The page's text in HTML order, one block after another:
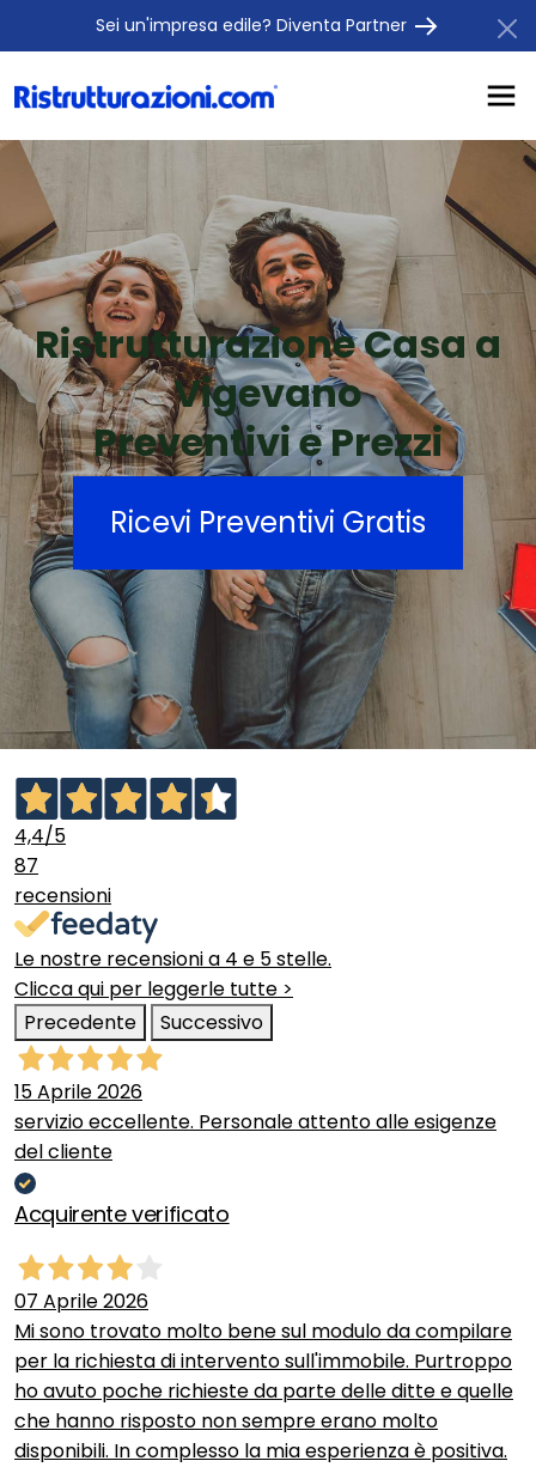
Sei un'impresa edile? Diventa Partner
Ristrutturazione Casa a
Vigevano
Preventivi e Prezzi
Ricevi Preventivi Gratis
4,4/5
87
recensioni
Le nostre recensioni a 4 e 5 stelle.
Clicca qui per leggerle tutte >
Precedente
Successivo
15 Aprile 2026
servizio eccellente. Personale attento alle esigenze
del cliente
Acquirente verificato
07 Aprile 2026
Mi sono trovato molto bene sul modulo da compilare
per la richiesta di intervento sull'immobile. Purtroppo
ho avuto poche richieste da parte delle ditte e quelle
che hanno risposto non sempre erano molto
disponibili. In complesso la mia esperienza è positiva.